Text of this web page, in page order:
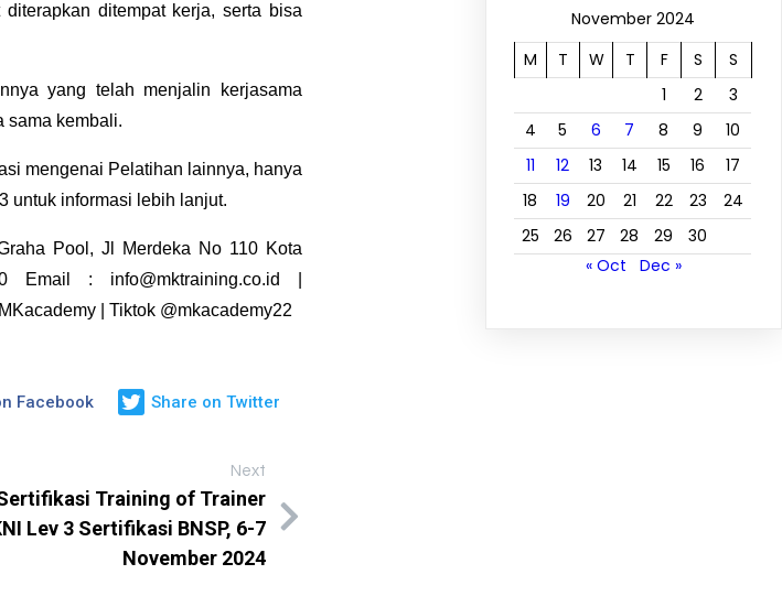
ditempat kerja, serta bisa
yang telah menjalin kerjasama
sama kembali.
mengenai Pelatihan lainnya, hanya
untuk informasi lebih lanjut.
Pool, Jl Merdeka No 110 Kota
Email : info@mktraining.co.id |
| Tiktok @mkacademy22
Facebook Share on Twitter
Next
Training of Trainer
Lev 3 Sertifikasi BNSP, 6-7
November 2024
November 2024
M
T W T F S
S
1
2
3
4
5 6 7 8 9
10
11
12 13 14 15 16
17
18
19 20 21 22 23
24
25
26 27 28 29
30
« Oct
Dec »